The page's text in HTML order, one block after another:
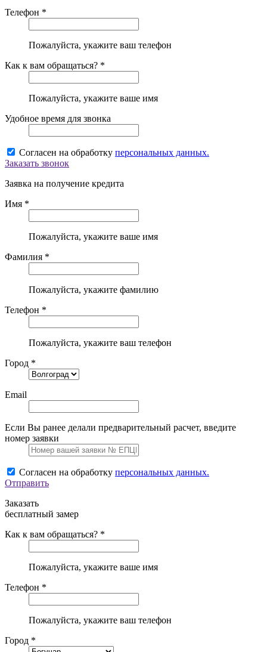
Телефон *
Пожалуйста, укажите ваш телефон
Как к вам обращаться? *
Пожалуйста, укажите ваше имя
Удобное время для звонка
Согласен на обработку персональных данных.
Заказать звонок
Заявка на получение кредита
Имя *
Пожалуйста, укажите ваше имя
Фамилия *
Пожалуйста, укажите фамилию
Телефон *
Пожалуйста, укажите ваш телефон
Город *
Email
Если Вы ранее делали предварительный расчет, введите
номер заявки
Согласен на обработку персональных данных.
Отправить
Заказать
бесплатный замер
Как к вам обращаться? *
Пожалуйста, укажите ваше имя
Телефон *
Пожалуйста, укажите ваш телефон
Город *